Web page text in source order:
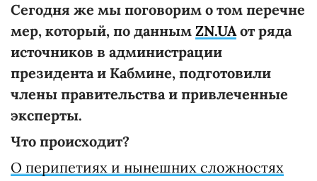
Сегодня же мы поговорим о том перечне
мер, который, по данным ZN.UAот ряда
источников в администрации
президента и Кабмине, подготовили
члены правительства и привлеченные
эксперты.
Что происходит?
О перипетиях и нынешних сложностях